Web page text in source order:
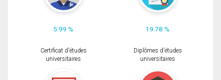
5.99 % 19.78 %
Certificat d'études
universitaires
Diplômes d'études
universitaires